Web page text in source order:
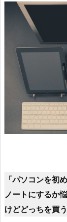
「パソコンを初
ノートにするか
けどどっちを買